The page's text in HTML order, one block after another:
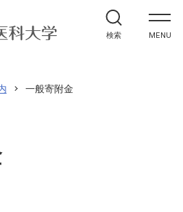
MENU
念
）
検索
一般寄附金